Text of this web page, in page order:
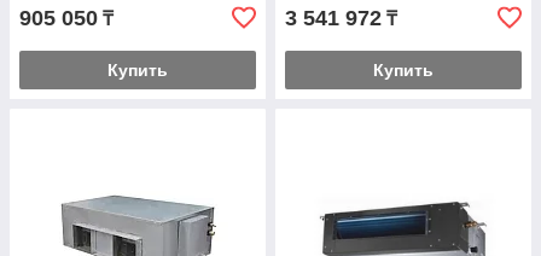
905 050 ₸
Купить
3 541 972 ₸
Купить